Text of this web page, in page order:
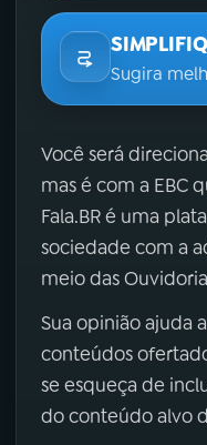
Sugira
Você será
mas é com a EBC
Fala.BR é uma
sociedade com a
meio das
Sua opinião ajuda
conteúdos
se esqueça de
do conteúdo alvo